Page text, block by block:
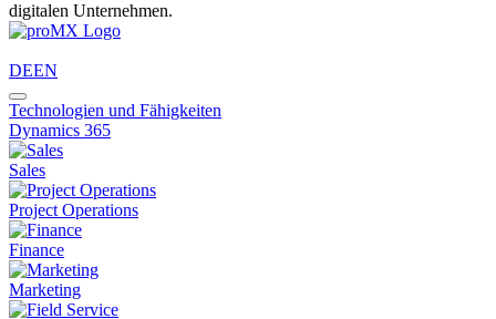
digitalen Unternehmen.
DEEN
Technologien und Fähigkeiten
Dynamics 365
Sales
Project Operations
Finance
Marketing